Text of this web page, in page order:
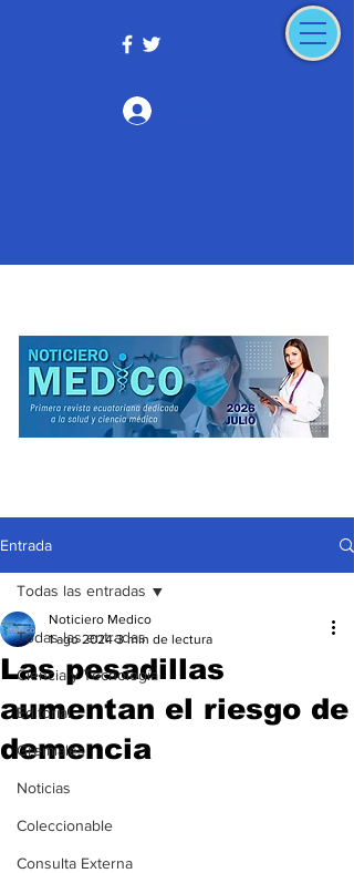
Entrada
Todas las entradas
Ciencia y Tecnología
Editorial
Gremiales
Noticias
Coleccionable
Consulta Externa
Todas las entradas
Las pesadillas
aumentan el riesgo de
demencia
Noticiero Medico
1 ago 2024 3 min de lectura